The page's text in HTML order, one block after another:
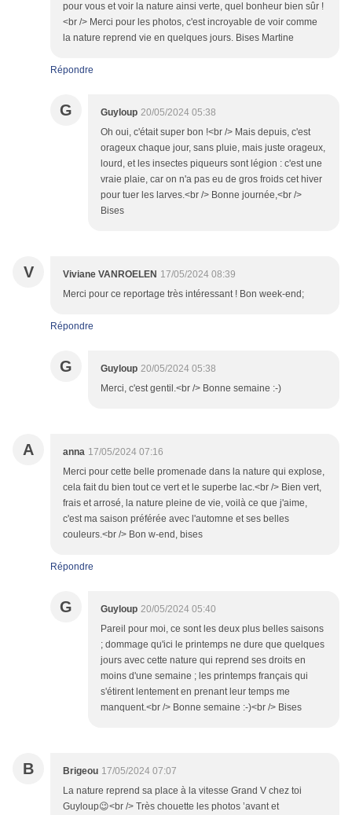
pour vous et voir la nature ainsi verte, quel bonheur bien sûr !
<br /> Merci pour les photos, c'est incroyable de voir comme
la nature reprend vie en quelques jours. Bises Martine
Répondre
G Guyloup 20/05/2024 05:38
Oh oui, c'était super bon !<br /> Mais depuis, c'est
orageux chaque jour, sans pluie, mais juste orageux,
lourd, et les insectes piqueurs sont légion : c'est une
vraie plaie, car on n'a pas eu de gros froids cet hiver
pour tuer les larves.<br /> Bonne journée,<br />
Bises
V Viviane VANROELEN 17/05/2024 08:39
Merci pour ce reportage très intéressant ! Bon week-end;
Répondre
G Guyloup 20/05/2024 05:38
Merci, c'est gentil.<br /> Bonne semaine :-)
A anna 17/05/2024 07:16
Merci pour cette belle promenade dans la nature qui explose,
cela fait du bien tout ce vert et le superbe lac.<br /> Bien vert,
frais et arrosé, la nature pleine de vie, voilà ce que j'aime,
c'est ma saison préférée avec l'automne et ses belles
couleurs.<br /> Bon w-end, bises
Répondre
G Guyloup 20/05/2024 05:40
Pareil pour moi, ce sont les deux plus belles saisons
; dommage qu'ici le printemps ne dure que quelques
jours avec cette nature qui reprend ses droits en
moins d'une semaine ; les printemps français qui
s'étirent lentement en prenant leur temps me
manquent.<br /> Bonne semaine :-)<br /> Bises
B Brigeou 17/05/2024 07:07
La nature reprend sa place à la vitesse Grand V chez toi
Guyloup😉<br /> Très chouette les photos ’avant et